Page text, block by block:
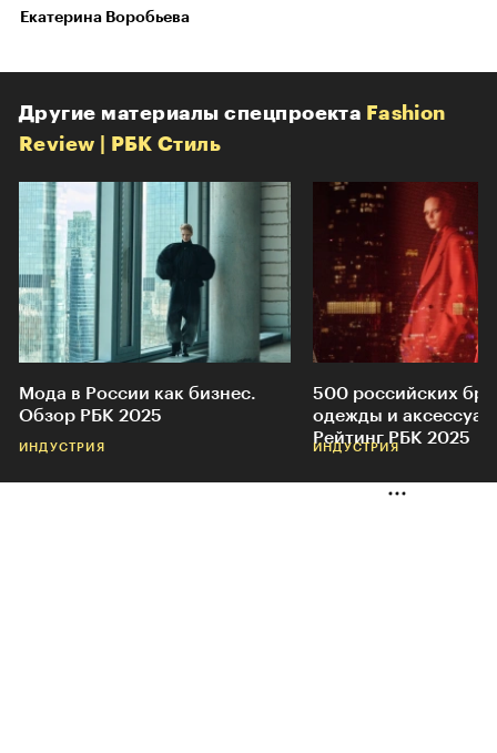
Екатерина Воробьева
Другие материалы спецпроекта Fashion
Review | РБК Стиль
Мода в России как бизнес.
Обзор РБК 2025
ИНДУСТРИЯ
500 российских
одежды и
Рейтинг РБК 2025
ИНДУСТРИЯ